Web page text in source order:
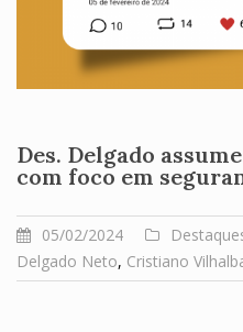
Des. Delgado
com foco em
05/02/2024
Delgado Neto, Cristiano